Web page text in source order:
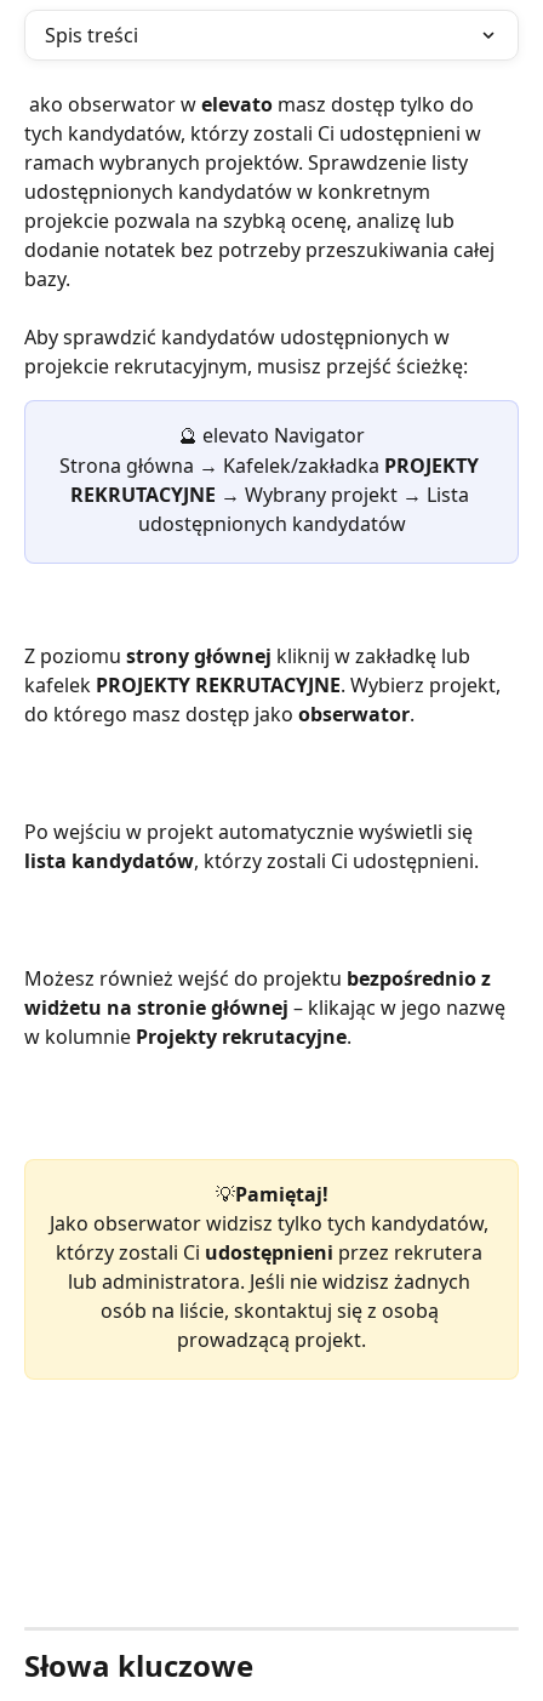
Spis treści
ako obserwator w elevato masz dostęp tylko do
tych kandydatów, którzy zostali Ci udostępnieni w
ramach wybranych projektów. Sprawdzenie listy
udostępnionych kandydatów w konkretnym
projekcie pozwala na szybką ocenę, analizę lub
dodanie notatek bez potrzeby przeszukiwania całej
bazy.
Aby sprawdzić kandydatów udostępnionych w
projekcie rekrutacyjnym, musisz przejść ścieżkę:
🔮 elevato Navigator
Strona główna → Kafelek/zakładka PROJEKTY
REKRUTACYJNE → Wybrany projekt → Lista
udostępnionych kandydatów
Z poziomu strony głównej kliknij w zakładkę lub
kafelek PROJEKTY REKRUTACYJNE. Wybierz projekt,
do którego masz dostęp jako obserwator.
Po wejściu w projekt automatycznie wyświetli się
lista kandydatów, którzy zostali Ci udostępnieni.
Możesz również wejść do projektu bezpośrednio z
widżetu na stronie głównej – klikając w jego nazwę
w kolumnie Projekty rekrutacyjne.
💡Pamiętaj!
Jako obserwator widzisz tylko tych kandydatów,
którzy zostali Ci udostępnieni przez rekrutera
lub administratora. Jeśli nie widzisz żadnych
osób na liście, skontaktuj się z osobą
prowadzącą projekt.
Słowa kluczowe